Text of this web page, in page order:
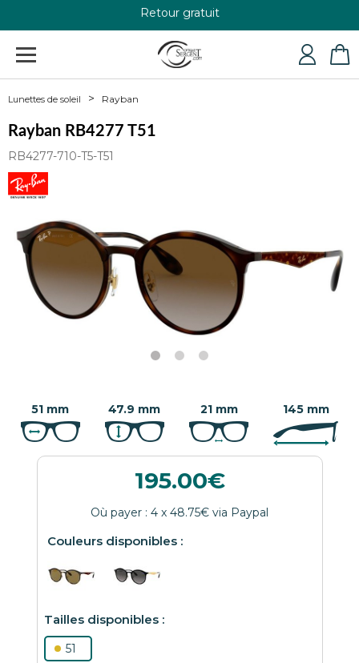
+33 4 79 24 76 84
Lunettes de soleil Rayban
Rayban RB4277 T51
RB4277-710-T5-T51
51 mm 47.9 mm 21 mm 145 mm
195.00
51